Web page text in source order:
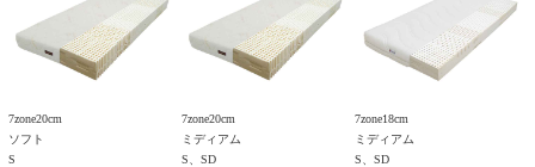
7zone20cm
ソフト
S
7zone20cm
ミディアム
S、SD
7zone18cm
ミディアム
S、SD